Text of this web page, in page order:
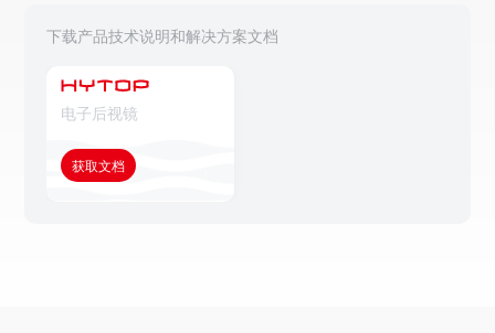
下载产品技术说明和解决方案文档
电子后视镜
获取文档